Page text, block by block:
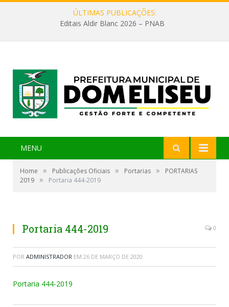
ÚLTIMAS PUBLICAÇÕES:
Editais Aldir Blanc 2026 – PNAB
MENU
Home » Publicações Oficiais » Portarias »
PORTARIAS
2019 » Portaria 444-2019
Portaria 444-2019 0
POR ADMINISTRADOR EM 26 DE MARÇO DE 2020
Portaria 444-2019